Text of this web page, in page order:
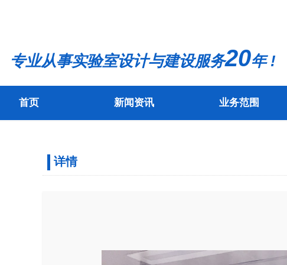
首页 新闻资讯 业务范围
专业从事实验室设计与建设服务20年 !
详情